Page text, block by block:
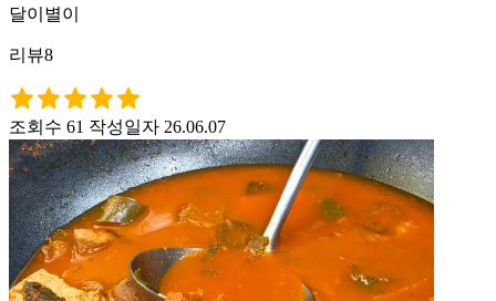
달이별이
리뷰8
조회수 61 작성일자 26.06.07